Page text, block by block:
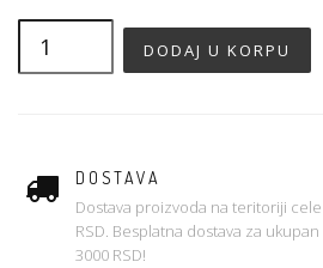
DOSTAVA
Dostava proizvoda na teritoriji
RSD. Besplatna dostava za
3000 RSD!